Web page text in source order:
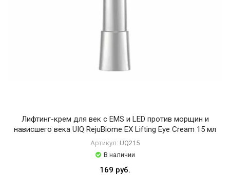
Лифтинг-крем для век с EMS и LED против морщин и
нависшего века UIQ RejuBiome EX Lifting Eye Cream 15 мл
Артикул: UQ215
В наличии
169 руб.